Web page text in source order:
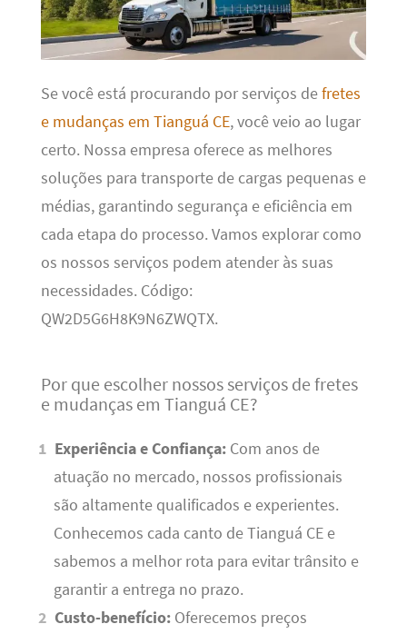
Se você está procurando por serviços defretes
e mudanças em Tianguá CE, você veio ao lugar
certo. Nossa empresa oferece as melhores
soluções para transporte de cargas pequenas e
médias, garantindo segurança e eficiência em
cada etapa do processo. Vamos explorar como
os nossos serviços podem atender às suas
necessidades. Código:
QW2D5G6H8K9N6ZWQTX.
Por que escolher nossos serviços de fretes
e mudanças em Tianguá CE?
Experiência e Confiança: Com anos de
atuação no mercado, nossos profissionais
são altamente qualificados e experientes.
Conhecemos cada canto de Tianguá CE e
sabemos a melhor rota para evitar trânsito e
garantir a entrega no prazo.
Custo-benefício: Oferecemos preços